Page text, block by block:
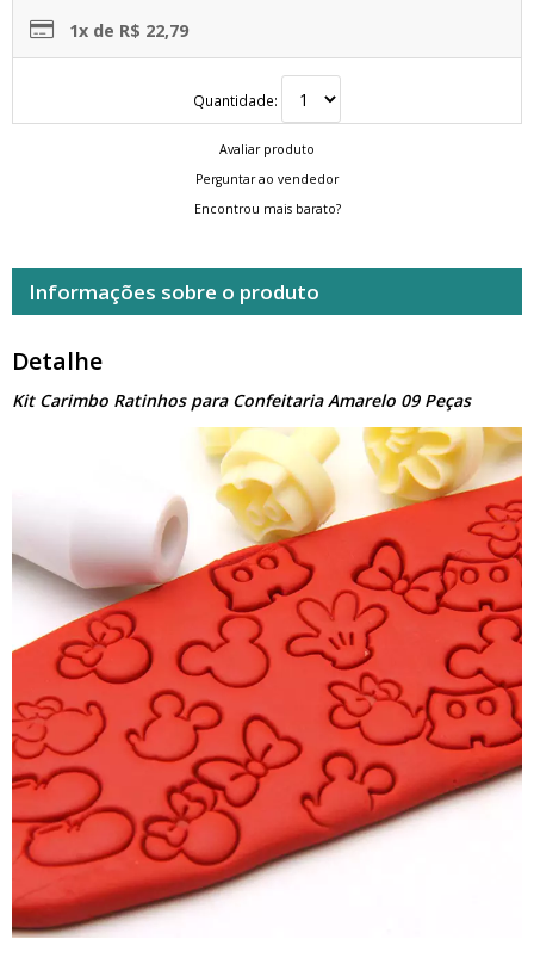
1x de R$ 22,79
Quantidade:
Avaliar produto
Perguntar ao vendedor
Encontrou mais barato?
Informações sobre o produto
Detalhe
Kit Carimbo Ratinhos para Confeitaria Amarelo 09 Peças